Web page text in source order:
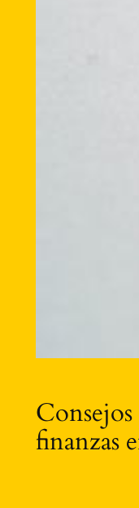
finanzas